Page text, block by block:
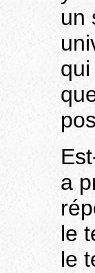
un
a
le
le